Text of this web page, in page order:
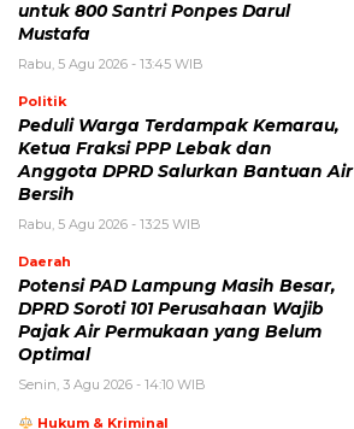
untuk 800 Santri Ponpes Darul
Mustafa
Rabu, 5 Agu 2026 - 13:45 WIB
Politik
Peduli Warga Terdampak Kemarau,
Ketua Fraksi PPP Lebak dan
Anggota DPRD Salurkan Bantuan Air
Bersih
Rabu, 5 Agu 2026 - 13:25 WIB
Daerah
Potensi PAD Lampung Masih Besar,
DPRD Soroti 101 Perusahaan Wajib
Pajak Air Permukaan yang Belum
Optimal
Senin, 3 Agu 2026 - 14:10 WIB
Hukum & Kriminal